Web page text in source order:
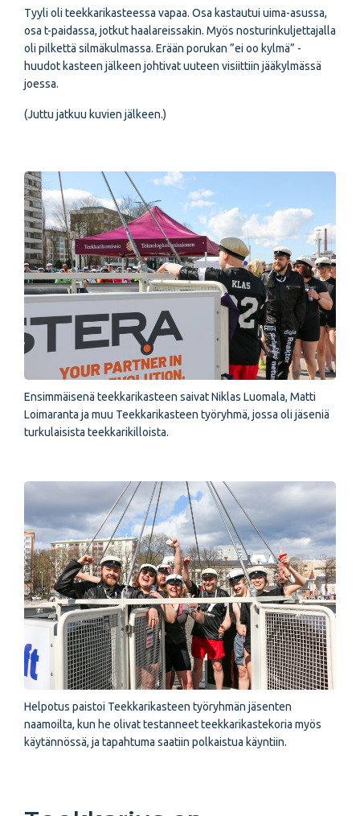
Tyyli oli teekkarikasteessa vapaa. Osa kastautui uima-asussa,
osa t-paidassa, jotkut haalareissakin. Myös nosturinkuljettajalla
oli pilkettä silmäkulmassa. Erään porukan ”ei oo kylmä” -
huudot kasteen jälkeen johtivat uuteen visiittiin jääkylmässä
joessa.
(Juttu jatkuu kuvien jälkeen.)
Ensimmäisenä teekkarikasteen saivat Niklas Luomala, Matti
Loimaranta ja muu Teekkarikasteen työryhmä, jossa oli jäseniä
turkulaisista teekkarikilloista.
Helpotus paistoi Teekkarikasteen työryhmän jäsenten
naamoilta, kun he olivat testanneet teekkarikastekoria myös
käytännössä, ja tapahtuma saatiin polkaistua käyntiin.